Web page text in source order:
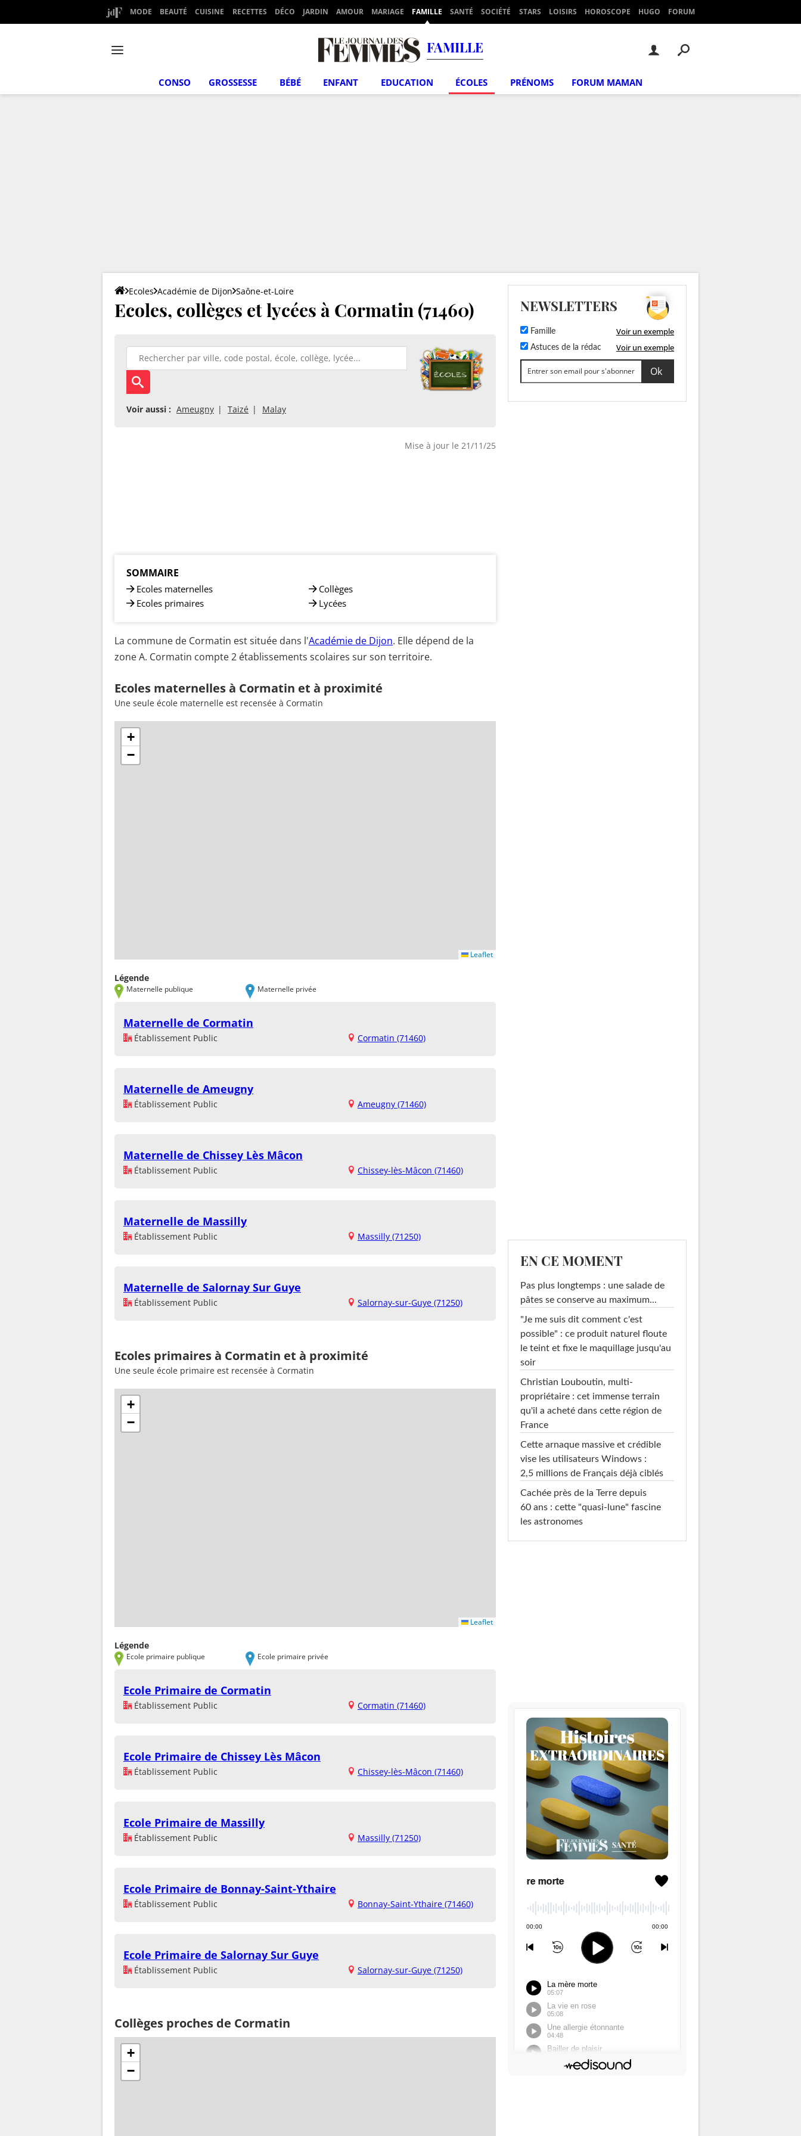
MODE BEAUTÉ CUISINE RECETTES DÉCO JARDIN AMOUR MARIAGE FAMILLE SANTÉ SOCIÉTÉ STARS LOISIRS HOROSCOPE HUGO FORUM
FAMILLE
CONSO GROSSESSE BÉBÉ ENFANT EDUCATION ÉCOLES PRÉNOMS FORUM MAMAN
Ecoles Académie de Dijon Saône-et-Loire
Ecoles, collèges et lycées à Cormatin (71460)
Voir aussi : Ameugny Taizé Malay
Mise à jour le 21/11/25
SOMMAIRE
Ecoles maternelles
Ecoles primaires
Collèges
Lycées
La commune de Cormatin est située dans l'Académie de Dijon. Elle dépend de la
zone A. Cormatin compte 2 établissements scolaires sur son territoire.
Ecoles maternelles à Cormatin et à proximité
Une seule école maternelle est recensée à Cormatin
+
−
Leaflet
Légende
Maternelle publique Maternelle privée
Maternelle de Cormatin
Établissement Public Cormatin (71460)
Maternelle de Ameugny
Établissement Public Ameugny (71460)
Maternelle de Chissey Lès Mâcon
Établissement Public Chissey-lès-Mâcon (71460)
Maternelle de Massilly
Établissement Public Massilly (71250)
Maternelle de Salornay Sur Guye
Établissement Public Salornay-sur-Guye (71250)
Ecoles primaires à Cormatin et à proximité
Une seule école primaire est recensée à Cormatin
+
−
Leaflet
Légende
Ecole primaire publique Ecole primaire privée
Ecole Primaire de Cormatin
Établissement Public Cormatin (71460)
Ecole Primaire de Chissey Lès Mâcon
Établissement Public Chissey-lès-Mâcon (71460)
Ecole Primaire de Massilly
Établissement Public Massilly (71250)
Ecole Primaire de Bonnay-Saint-Ythaire
Établissement Public Bonnay-Saint-Ythaire (71460)
Ecole Primaire de Salornay Sur Guye
Établissement Public Salornay-sur-Guye (71250)
Collèges proches de Cormatin
+
−
NEWSLETTERS
Famille Voir un exemple
Astuces de la rédac Voir un exemple
EN CE MOMENT
Pas plus longtemps : une salade de
pâtes se conserve au maximum...
"Je me suis dit comment c'est
possible" : ce produit naturel floute
le teint et fixe le maquillage jusqu'au
soir
Christian Louboutin, multi-
propriétaire : cet immense terrain
qu'il a acheté dans cette région de
France
Cette arnaque massive et crédible
vise les utilisateurs Windows :
2,5 millions de Français déjà ciblés
Cachée près de la Terre depuis
60 ans : cette "quasi-lune" fascine
les astronomes